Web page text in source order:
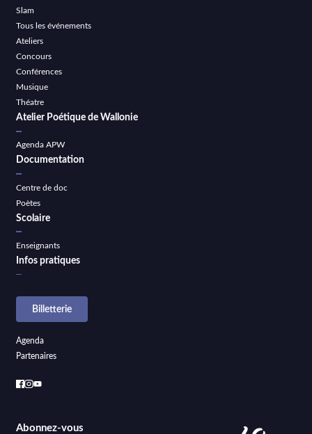
Slam
Tous les événements
Ateliers
Concours
Conférences
Musique
Théatre
Atelier Poétique de Wallonie
Agenda APW
Documentation
Centre de doc
Poètes
Scolaire
Enseignants
Infos pratiques
Billetterie
Agenda
Partenaires
Abonnez-vous